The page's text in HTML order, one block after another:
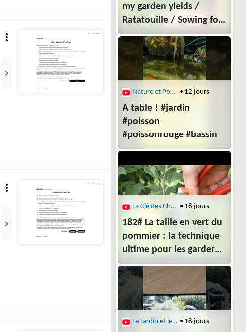
my garden yields /
Ratatouille / Sowing for
autumn / silent vlog
Nature et Potager • 12 jours
A table ! #jardin
#poisson
#poissonrouge #bassin
La Clé des Champs • 18 jours
182# La taille en vert du
pommier : la technique
ultime pour les garder
petits (V2)
Le Jardin et le Potager du Zen Home avec Lydie • 18 jours